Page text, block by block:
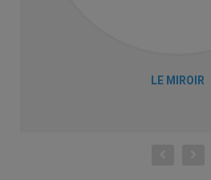
LE MIROIR